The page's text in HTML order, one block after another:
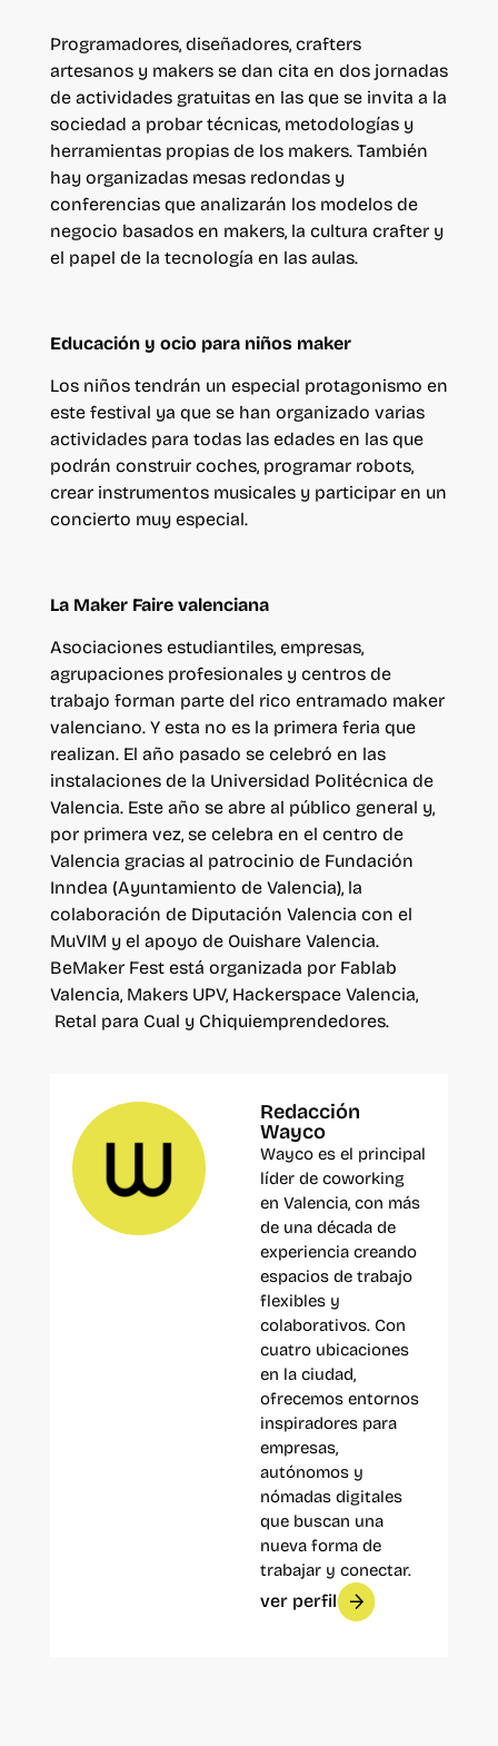
Programadores, diseñadores, crafters
artesanos y makers se dan cita en dos jornadas
de actividades gratuitas en las que se invita a la
sociedad a probar técnicas, metodologías y
herramientas propias de los makers. También
hay organizadas mesas redondas y
conferencias que analizarán los modelos de
negocio basados en makers, la cultura crafter y
el papel de la tecnología en las aulas.
Educación y ocio para niños maker
Los niños tendrán un especial protagonismo en
este festival ya que se han organizado varias
actividades para todas las edades en las que
podrán construir coches, programar robots,
crear instrumentos musicales y participar en un
concierto muy especial.
La Maker Faire valenciana
Asociaciones estudiantiles, empresas,
agrupaciones profesionales y centros de
trabajo forman parte del rico entramado maker
valenciano. Y esta no es la primera feria que
realizan. El año pasado se celebró en las
instalaciones de la Universidad Politécnica de
Valencia. Este año se abre al público general y,
por primera vez, se celebra en el centro de
Valencia gracias al patrocinio de Fundación
Inndea (Ayuntamiento de Valencia), la
colaboración de Diputación Valencia con el
MuVIM y el apoyo de Ouishare Valencia.
BeMaker Fest está organizada por Fablab
Valencia, Makers UPV, Hackerspace Valencia,
Retal para Cual y Chiquiemprendedores.
Redacción
Wayco
Wayco es el principal
líder de coworking
en Valencia, con más
de una década de
experiencia creando
espacios de trabajo
flexibles y
colaborativos. Con
cuatro ubicaciones
en la ciudad,
ofrecemos entornos
inspiradores para
empresas,
autónomos y
nómadas digitales
que buscan una
nueva forma de
trabajar y conectar.
ver perfil